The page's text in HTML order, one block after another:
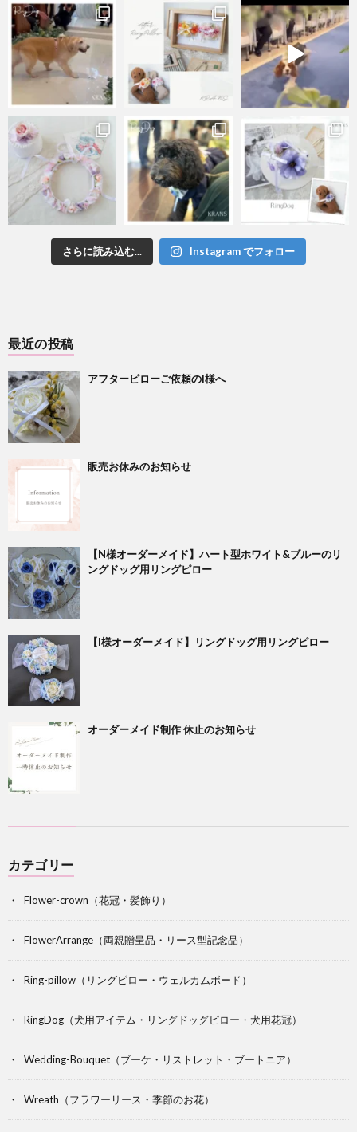
さらに読み込む... Instagram でフォロー
最近の投稿
アフターピローご依頼のI様へ
販売お休みのお知らせ
【N様オーダーメイド】ハート型ホワイト&ブルーのリ
ングドッグ用リングピロー
【I様オーダーメイド】リングドッグ用リングピロー
オーダーメイド制作 休止のお知らせ
カテゴリー
Flower-crown（花冠・髪飾り）
FlowerArrange（両親贈呈品・リース型記念品）
Ring-pillow（リングピロー・ウェルカムボード）
RingDog（犬用アイテム・リングドッグピロー・犬用花冠）
Wedding-Bouquet（ブーケ・リストレット・ブートニア）
Wreath（フラワーリース・季節のお花）